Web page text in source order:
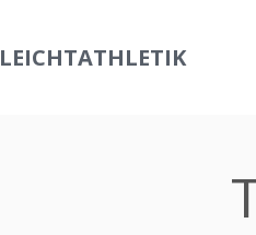
LEICHTATHLETIK